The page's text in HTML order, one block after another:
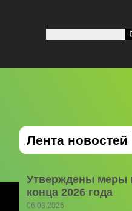
Лента новостей
Утверждены меры
конца 2026 года
06.08.2026